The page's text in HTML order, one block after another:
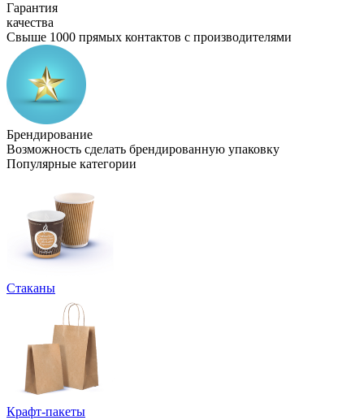
Гарантия
качества
Свыше 1000 прямых контактов с производителями
Брендирование
Возможность сделать брендированную упаковку
Популярные категории
Стаканы
Крафт-пакеты